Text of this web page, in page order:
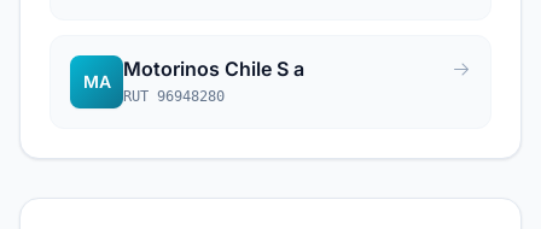
MA
Motorinos Chile S a
RUT 96948280